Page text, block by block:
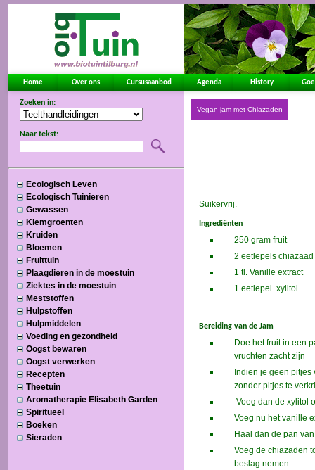
Home Over ons Cursusaanbod Agenda History
Zoeken in:
Naar tekst:
Ecologisch Leven
Ecologisch Tuinieren
Gewassen
Kiemgroenten
Kruiden
Bloemen
Fruittuin
Plaagdieren in de moestuin
Ziektes in de moestuin
Meststoffen
Hulpstoffen
Hulpmiddelen
Voeding en gezondheid
Oogst bewaren
Oogst verwerken
Recepten
Theetuin
Aromatherapie Elisabeth Garden
Spiritueel
Boeken
Sieraden